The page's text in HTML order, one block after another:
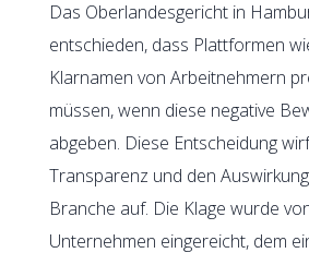
Das Oberlandesgericht in
entschieden, dass Plattformen
Klarnamen von Arbeitnehmern
müssen, wenn diese negative
abgeben. Diese Entscheidung
Transparenz und den
Branche auf. Die Klage wurde
Unternehmen eingereicht, dem